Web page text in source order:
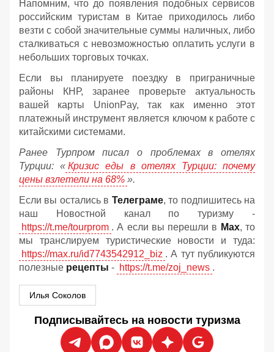
Напомним, что до появления подобных сервисов
российским туристам в Китае приходилось либо
везти с собой значительные суммы наличных, либо
сталкиваться с невозможностью оплатить услуги в
небольших торговых точках.
Если вы планируете поездку в приграничные
районы КНР, заранее проверьте актуальность
вашей карты UnionPay, так как именно этот
платежный инструмент является ключом к работе с
китайскими системами.
Ранее Турпром писал о проблемах в отелях
Турции: « Кризис еды в отелях Турции: почему
цены взлетели на 68% ».
Если вы остались в Телеграме, то подпишитесь на
наш Новостной канал по туризму -
https://t.me/tourprom . А если вы перешли в Мах, то
мы транслируем туристические новости и туда:
https://max.ru/id7743542912_biz . А тут публикуются
полезные рецепты - https://t.me/zoj_news .
Илья Соколов
Подписывайтесь на новости туризма